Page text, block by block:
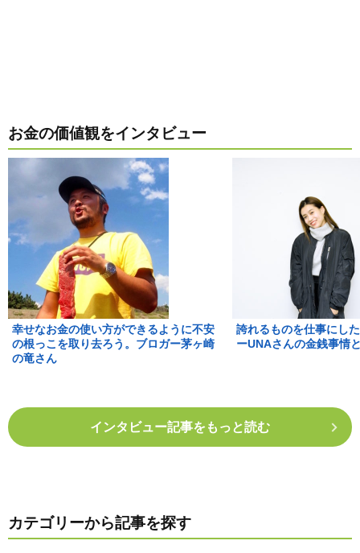
お金の価値観をインタビュー
幸せなお金の使い方ができるように不安
の根っこを取り去ろう。ブロガー茅ヶ崎
の竜さん
誇れるものを仕事にし
ーUNAさんの金銭事情
インタビュー記事をもっと読む
カテゴリーから記事を探す